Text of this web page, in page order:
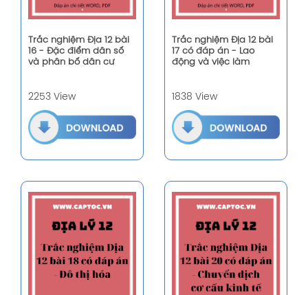
Trắc nghiệm Địa 12 bài
16 - Đặc điểm dân số
và phân bố dân cư
2253 View
Trắc nghiệm Địa 12 bài
17 có đáp án - Lao
động và việc làm
1838 View